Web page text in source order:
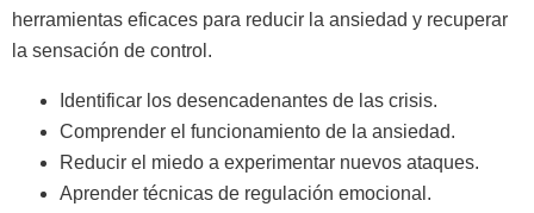
herramientas eficaces para reducir la ansiedad y recuperar
la sensación de control.
Identificar los desencadenantes de las crisis.
Comprender el funcionamiento de la ansiedad.
Reducir el miedo a experimentar nuevos ataques.
Aprender técnicas de regulación emocional.